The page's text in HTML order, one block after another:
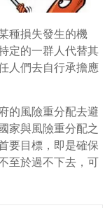
種損失發生的機
定的一群人代替其
人們去自行承擔應
的風險重分配去避
家與風險重分配之
要目標，即是確保
至於過不下去，可